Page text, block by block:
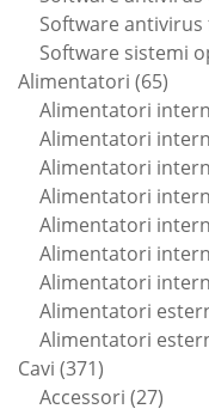
Software antivirus
Software sistemi
Alimentatori 6565
Alimentatori
Alimentatori
Alimentatori
Alimentatori
Alimentatori
Alimentatori
Alimentatori
Alimentatori
Alimentatori
Cavi 371371
prodotti
Accessori 2727